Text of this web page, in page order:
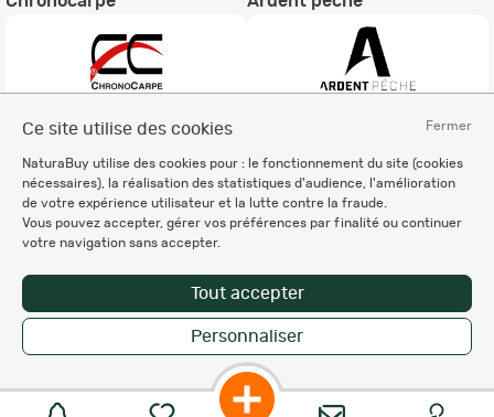
Fermer
Ce site utilise des cookies
NaturaBuy utilise des cookies pour : le fonctionnement du site (cookies
nécessaires), la réalisation des statistiques d'audience, l'amélioration
de votre expérience utilisateur et la lutte contre la fraude.
Vous pouvez accepter, gérer vos préférences par finalité ou continuer
votre navigation sans accepter.
Tout accepter
Personnaliser
Charte éthique
Mentions légales
Règlement & Conditions d'utilisation
Politique de protection
des données personnelles
Personnalisation des cookies
Copyright © 2007-2026 NaturaBuy. Tous droits réservés. N°CNIL: 1239459.
Les marques commerciales mentionnées appartiennent à leurs propriétaires
respectifs in 0.046 s
Suggestions de recherche